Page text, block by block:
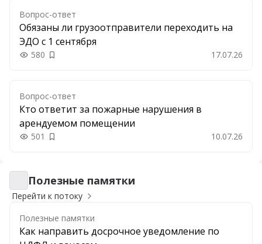
Вопрос-ответ
Обязаны ли грузоотправители переходить на
ЭДО с 1 сентября
580 Добавить в закладки 17.07.26
Вопрос-ответ
Кто ответит за пожарные нарушения в
арендуемом помещении
501 Добавить в закладки 10.07.26
Полезные памятки
Полезные памятки
Перейти к потоку
Полезные памятки
Как направить досрочное уведомление по